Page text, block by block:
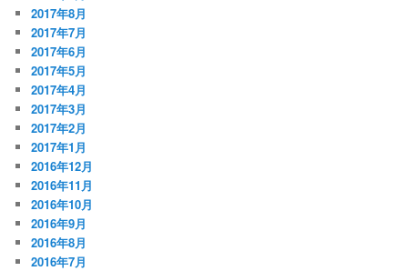
2017年8月
2017年7月
2017年6月
2017年5月
2017年4月
2017年3月
2017年2月
2017年1月
2016年12月
2016年11月
2016年10月
2016年9月
2016年8月
2016年7月